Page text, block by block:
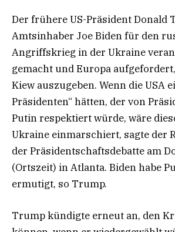
Der frühere US-Präsident Donald
Amtsinhaber Joe Biden für den
Angriffskrieg in der Ukraine
gemacht und Europa
Kiew auszugeben. Wenn die USA
Präsidenten“ hätten, der von
Putin respektiert würde, wäre
Ukraine einmarschiert, sagte der
der Präsidentschaftsdebatte am
(Ortszeit) in Atlanta. Biden habe
ermutigt, so Trump.
Trump kündigte erneut an, den